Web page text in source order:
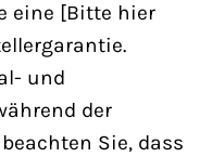
eine [Bitte hier
und
der
Sie, dass